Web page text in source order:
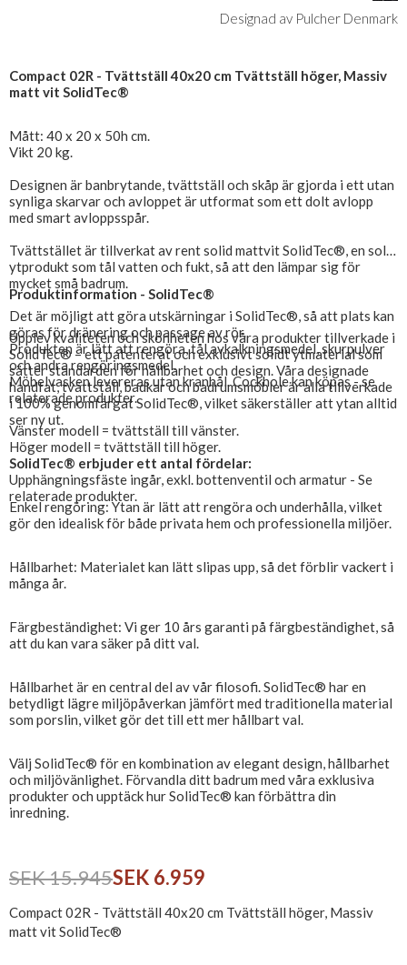
Designad av Pulcher Denmark
Compact 02R - Tvättställ 40x20 cm Tvättställ höger, Massiv
matt vit SolidTec®
Mått: 40 x 20 x 50h cm.
Vikt 20 kg.
Designen är banbrytande, tvättställ och skåp är gjorda i ett utan
synliga skarvar och avloppet är utformat som ett dolt avlopp
med smart avloppsspår.
Tvättstället är tillverkat av rent solid mattvit SolidTec®, en solid
ytprodukt som tål vatten och fukt, så att den lämpar sig för
mycket små badrum.
Det är möjligt att göra utskärningar i SolidTec®, så att plats kan
göras för dränering och passage av rör.
Produkten är lätt att rengöra, tål avkalkningsmedel, skurpulver
och andra rengöringsmedel.
Möbelvasken levereras utan kranhål. Cockhole kan köpas - se
relaterade produkter.
Vänster modell = tvättställ till vänster.
Höger modell = tvättställ till höger.
Upphängningsfäste ingår, exkl. bottenventil och armatur - Se
relaterade produkter.
Produktinformation - SolidTec®
Upplev kvaliteten och skönheten hos våra produkter tillverkade i
SolidTec® – ett patenterat och exklusivt solidt ytmaterial som
sätter standarden för hållbarhet och design. Våra designade
handfat, tvättställ, badkar och badrumsmöbler är alla tillverkade
i 100% genomfärgat SolidTec®, vilket säkerställer att ytan alltid
ser ny ut.
SolidTec® erbjuder ett antal fördelar:
Enkel rengöring: Ytan är lätt att rengöra och underhålla, vilket
gör den idealisk för både privata hem och professionella miljöer.
Hållbarhet: Materialet kan lätt slipas upp, så det förblir vackert i
många år.
Färgbeständighet: Vi ger 10 års garanti på färgbeständighet, så
att du kan vara säker på ditt val.
Hållbarhet är en central del av vår filosofi. SolidTec® har en
betydligt lägre miljöpåverkan jämfört med traditionella material
som porslin, vilket gör det till ett mer hållbart val.
Välj SolidTec® för en kombination av elegant design, hållbarhet
och miljövänlighet. Förvandla ditt badrum med våra exklusiva
produkter och upptäck hur SolidTec® kan förbättra din
inredning.
SEK 15.945SEK 6.959
Compact 02R - Tvättställ 40x20 cm Tvättställ höger, Massiv
matt vit SolidTec®